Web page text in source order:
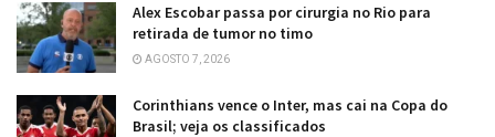
Alex Escobar passa por cirurgia no Rio para
retirada de tumor no timo
AGOSTO 7, 2026
Corinthians vence o Inter, mas cai na Copa do
Brasil; veja os classificados